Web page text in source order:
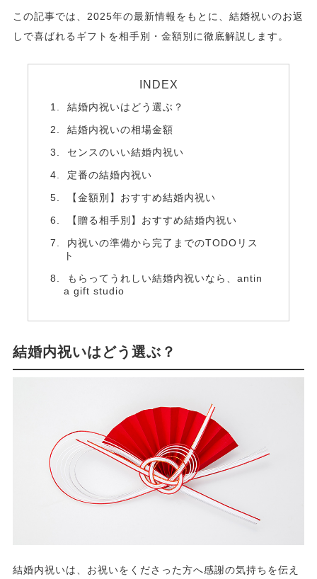
この記事では、2025年の最新情報をもとに、結婚祝いのお返
しで喜ばれるギフトを相手別・金額別に徹底解説します。
INDEX
結婚内祝いはどう選ぶ？
結婚内祝いの相場金額
センスのいい結婚内祝い
定番の結婚内祝い
【金額別】おすすめ結婚内祝い
【贈る相手別】おすすめ結婚内祝い
内祝いの準備から完了までのTODOリス
ト
もらってうれしい結婚内祝いなら、antin
a gift studio
結婚内祝いはどう選ぶ？
結婚内祝いは、お祝いをくださった方へ感謝の気持ちを伝え